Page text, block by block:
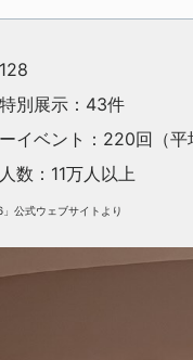
別展示：43件
イベント：220回（平
数：11万人以上
」公式ウェブサイトより